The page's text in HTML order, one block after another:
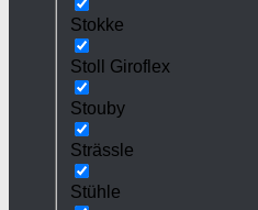
Stokke
Stoll Giroflex
Stouby
Strässle
Stühle